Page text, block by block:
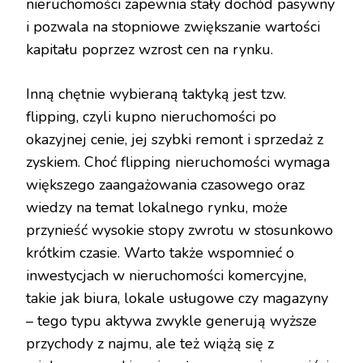
nieruchomości zapewnia stały dochód pasywny
i pozwala na stopniowe zwiększanie wartości
kapitału poprzez wzrost cen na rynku.
Inną chętnie wybieraną taktyką jest tzw.
flipping, czyli kupno nieruchomości po
okazyjnej cenie, jej szybki remont i sprzedaż z
zyskiem. Choć flipping nieruchomości wymaga
większego zaangażowania czasowego oraz
wiedzy na temat lokalnego rynku, może
przynieść wysokie stopy zwrotu w stosunkowo
krótkim czasie. Warto także wspomnieć o
inwestycjach w nieruchomości komercyjne,
takie jak biura, lokale usługowe czy magazyny
– tego typu aktywa zwykle generują wyższe
przychody z najmu, ale też wiążą się z